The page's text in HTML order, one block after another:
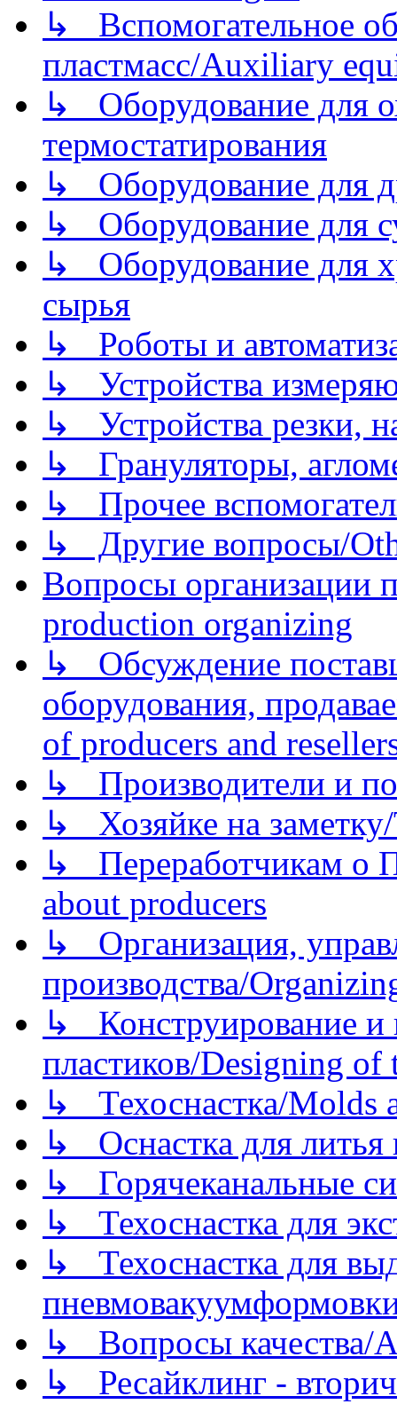
↳ Вспомогательное
пластмасс/Auxiliary
↳ Оборудование для
термостатирования
↳ Оборудование для
↳ Оборудование для
↳ Оборудование для
сырья
↳ Роботы и
↳ Устройства
↳ Устройства резки,
↳ Грануляторы,
↳ Прочее
↳ Другие вопросы/
Вопросы организации
production organizing
↳ Обсуждение
оборудования,
of producers and
↳ Производители и
↳ Хозяйке на
↳ Переработчикам о
about producers
↳ Организация,
производства/
↳ Конструирование и
пластиков/Designing of
↳ Техоснастка/Molds
↳ Оснастка для литья
↳ Горячеканальные
↳ Техоснастка для
↳ Техоснастка для
↳ Вопросы качества/
↳ Ресайклинг -